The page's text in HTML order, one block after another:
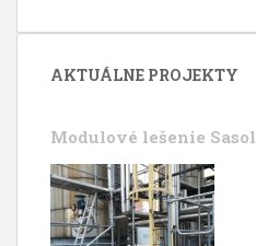
AKTUÁLNE PROJEKTY
Modulové lešenie Sasol